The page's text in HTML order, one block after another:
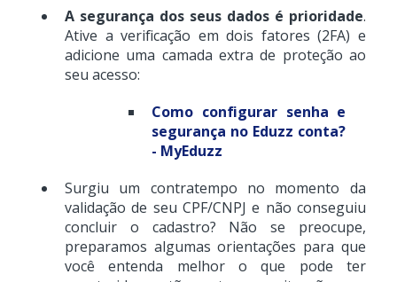
A segurança dos seus dados é prioridade.
Ative a verificação em dois fatores (2FA) e
adicione uma camada extra de proteção ao
seu acesso:
Como configurar senha e
segurança no Eduzz conta?
- MyEduzz
Surgiu um contratempo no momento da
validação de seu CPF/CNPJ e não conseguiu
concluir o cadastro? Não se preocupe,
preparamos algumas orientações para que
você entenda melhor o que pode ter